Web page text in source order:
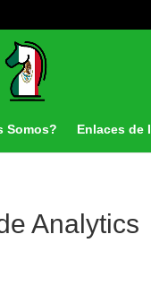
Somos? Enlaces de
Analytics